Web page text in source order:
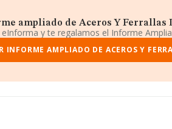
ampliado de Aceros Y Ferrallas
eInforma y te regalamos el Informe
INFORME AMPLIADO DE ACEROS Y